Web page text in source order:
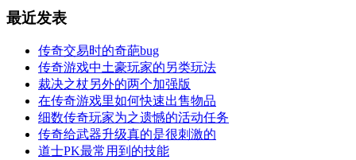
最近发表
传奇交易时的奇葩bug
传奇游戏中土豪玩家的另类玩法
裁决之杖另外的两个加强版
在传奇游戏里如何快速出售物品
细数传奇玩家为之遗憾的活动任务
传奇给武器升级真的是很刺激的
道士PK最常用到的技能